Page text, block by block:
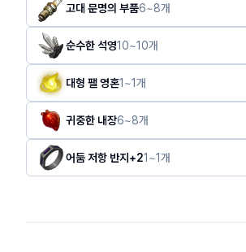
고대 문명의 부품6~8개
순수한 석영10~10개
대형 팰 영혼1 ~1개
귀중한 내장6~8개
어둠 저항 반지+21 ~1개